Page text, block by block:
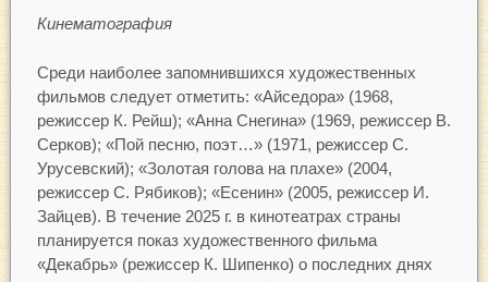
Кинематография
Среди наиболее запомнившихся художественных
фильмов следует отметить: «Айседора» (1968,
режиссер К. Рейш); «Анна Снегина» (1969, режиссер В.
Серков); «Пой песню, поэт…» (1971, режиссер С.
Урусевский); «Золотая голова на плахе» (2004,
режиссер С. Рябиков); «Есенин» (2005, режиссер И.
Зайцев). В течение 2025 г. в кинотеатрах страны
планируется показ художественного фильма
«Декабрь» (режиссер К. Шипенко) о последних днях